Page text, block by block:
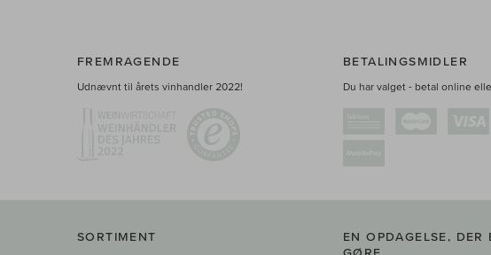
FREMRAGENDE
Udnævnt til årets vinhandler 2022!
BETALINGSMIDLER
Du har valget - betal online
SORTIMENT
EN OPDAGELSE,